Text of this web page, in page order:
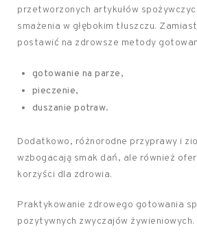
przetworzonych artykułów
smażenia w głębokim tłuszczu.
postawić na zdrowsze metody
gotowanie na parze,
pieczenie,
duszanie potraw.
Dodatkowo, różnorodne przyprawy i
wzbogacają smak dań, ale również
korzyści dla zdrowia.
Praktykowanie zdrowego gotowania
pozytywnych zwyczajów